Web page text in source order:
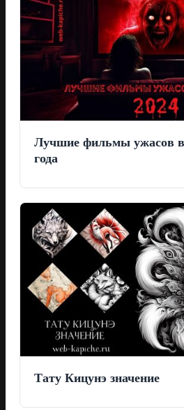
Лучшие фильмы ужасов в
года
Тату Кицунэ значение